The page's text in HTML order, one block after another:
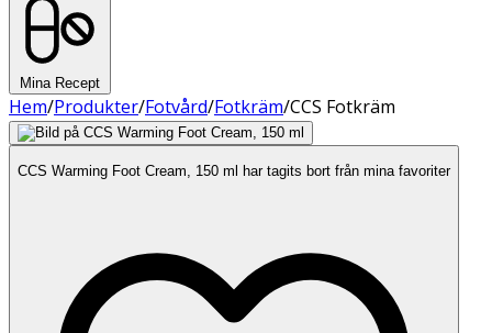
Mina Recept
Hem/Produkter/Fotvård/Fotkräm/CCS Fotkräm
CCS Warming Foot Cream, 150 ml har tagits bort från mina favoriter